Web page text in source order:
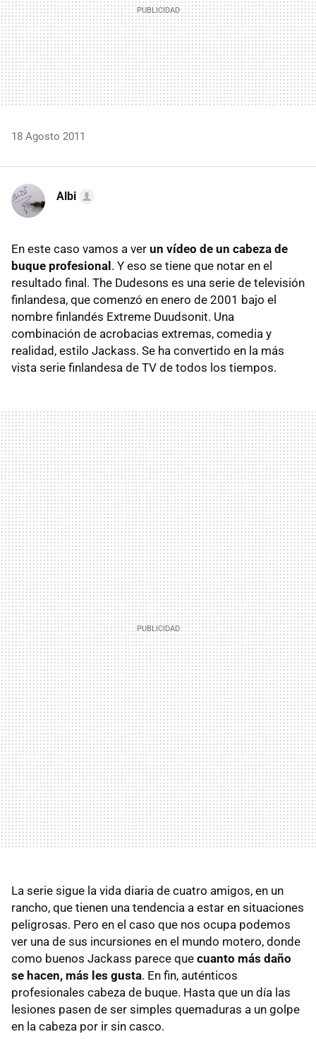
18 Agosto 2011
Albi
En este caso vamos a ver un vídeo de un cabeza de
buque profesional. Y eso se tiene que notar en el
resultado final. The Dudesons es una serie de televisión
finlandesa, que comenzó en enero de 2001 bajo el
nombre finlandés Extreme Duudsonit. Una
combinación de acrobacias extremas, comedia y
realidad, estilo Jackass. Se ha convertido en la más
vista serie finlandesa de TV de todos los tiempos.
La serie sigue la vida diaria de cuatro amigos, en un
rancho, que tienen una tendencia a estar en situaciones
peligrosas. Pero en el caso que nos ocupa podemos
ver una de sus incursiones en el mundo motero, donde
como buenos Jackass parece que cuanto más daño
se hacen, más les gusta. En fin, auténticos
profesionales cabeza de buque. Hasta que un día las
lesiones pasen de ser simples quemaduras a un golpe
en la cabeza por ir sin casco.